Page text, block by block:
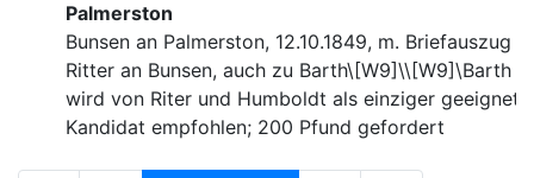
Palmerston
Bunsen an Palmerston, 12.10.1849, m. Briefauszug
Ritter an Bunsen, auch zu Barth\[W9]\\[W9]\Barth
wird von Riter und Humboldt als einziger
Kandidat empfohlen; 200 Pfund gefordert